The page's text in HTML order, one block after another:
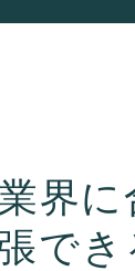
界に
でき